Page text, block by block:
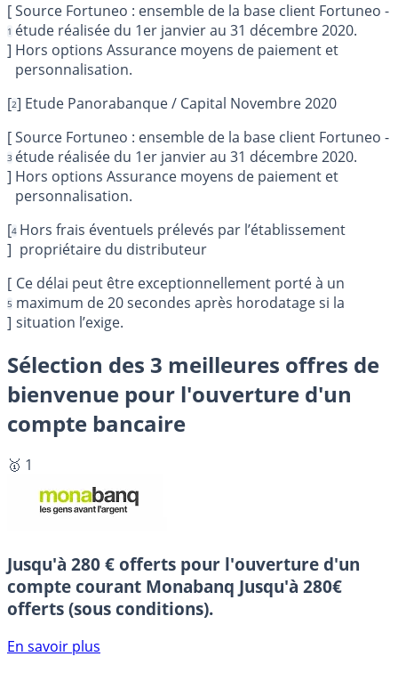
[
1
]
Source Fortuneo : ensemble de la base client Fortuneo -
étude réalisée du 1er janvier au 31 décembre 2020.
Hors options Assurance moyens de paiement et
personnalisation.
[2] Etude Panorabanque / Capital Novembre 2020
[
3
]
Source Fortuneo : ensemble de la base client Fortuneo -
étude réalisée du 1er janvier au 31 décembre 2020.
Hors options Assurance moyens de paiement et
personnalisation.
[4
]
Hors frais éventuels prélevés par l’établissement
propriétaire du distributeur
[
5
]
Ce délai peut être exceptionnellement porté à un
maximum de 20 secondes après horodatage si la
situation l’exige.
Sélection des 3 meilleures offres de
bienvenue pour l'ouverture d'un
compte bancaire
🥇 1
Jusqu'à 280 € offerts pour l'ouverture d'un
compte courant Monabanq Jusqu'à 280€
offerts (sous conditions).
En savoir plus